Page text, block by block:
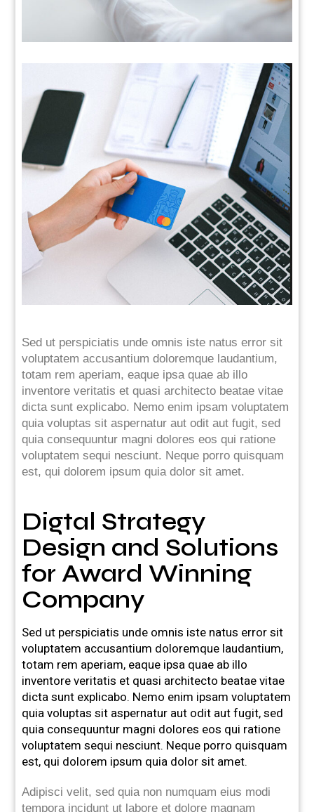
Sed ut perspiciatis unde omnis iste natus error sit
voluptatem accusantium doloremque laudantium,
totam rem aperiam, eaque ipsa quae ab illo
inventore veritatis et quasi architecto beatae vitae
dicta sunt explicabo. Nemo enim ipsam voluptatem
quia voluptas sit aspernatur aut odit aut fugit, sed
quia consequuntur magni dolores eos qui ratione
voluptatem sequi nesciunt. Neque porro quisquam
est, qui dolorem ipsum quia dolor sit amet.
Digtal Strategy
Design and Solutions
for Award Winning
Company
Sed ut perspiciatis unde omnis iste natus error sit
voluptatem accusantium doloremque laudantium,
totam rem aperiam, eaque ipsa quae ab illo
inventore veritatis et quasi architecto beatae vitae
dicta sunt explicabo. Nemo enim ipsam voluptatem
quia voluptas sit aspernatur aut odit aut fugit, sed
quia consequuntur magni dolores eos qui ratione
voluptatem sequi nesciunt. Neque porro quisquam
est, qui dolorem ipsum quia dolor sit amet.
Adipisci velit, sed quia non numquam eius modi
tempora incidunt ut labore et dolore magnam